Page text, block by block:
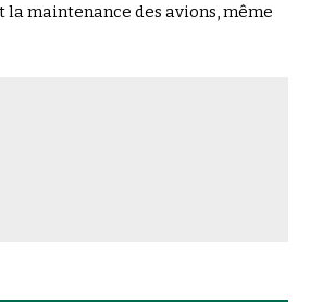
maintenance des avions, même